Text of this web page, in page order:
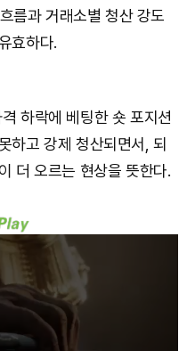
름과 거래소별 청산 강도
효하다.
하락에 베팅한 숏 포지션
하고 강제 청산되면서, 되
더 오르는 현상을 뜻한다.